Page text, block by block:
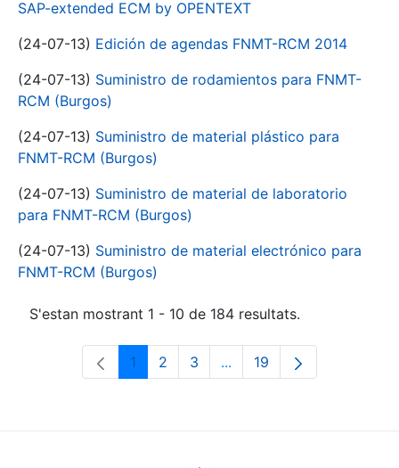
SAP-extended ECM by OPENTEXT
(24-07-13) Edición de agendas FNMT-RCM 2014
(24-07-13) Suministro de rodamientos para FNMT-
RCM (Burgos)
(24-07-13) Suministro de material plástico para
FNMT-RCM (Burgos)
(24-07-13) Suministro de material de laboratorio
para FNMT-RCM (Burgos)
(24-07-13) Suministro de material electrónico para
FNMT-RCM (Burgos)
S'estan mostrant 1 - 10 de 184 resultats.
Pàgina
1 Pàgina
2 Pàgina
3 ...Pàgines intermèdies
Pàgina
19